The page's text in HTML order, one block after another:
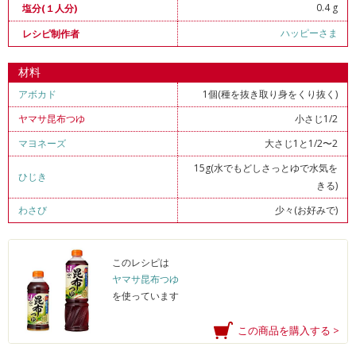
塩分(１人分)
0.4 g
レシピ制作者
ハッピーさま
材料
アボカド
1個(種を抜き取り身をくり抜く)
ヤマサ昆布つゆ
小さじ1/2
マヨネーズ
大さじ1と1/2〜2
ひじき
15g(水でもどしさっとゆで水気を
きる)
わさび
少々(お好みで)
このレシピは
ヤマサ昆布つゆ
を使っています
この商品を購入する >